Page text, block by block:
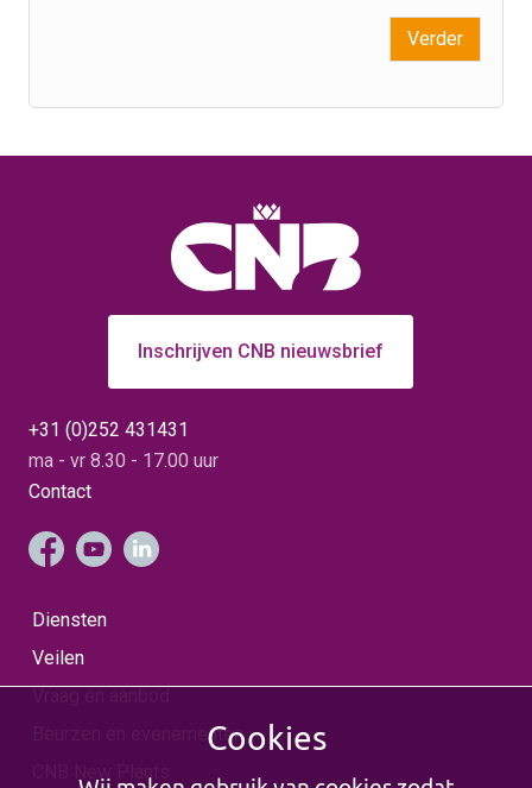
Verder
Inschrijven CNB nieuwsbrief
+31 (0)252 431431
ma - vr 8.30 - 17.00 uur
Contact
Diensten
Veilen
Beurzen en evenementen
CNB New Plants
Cookies